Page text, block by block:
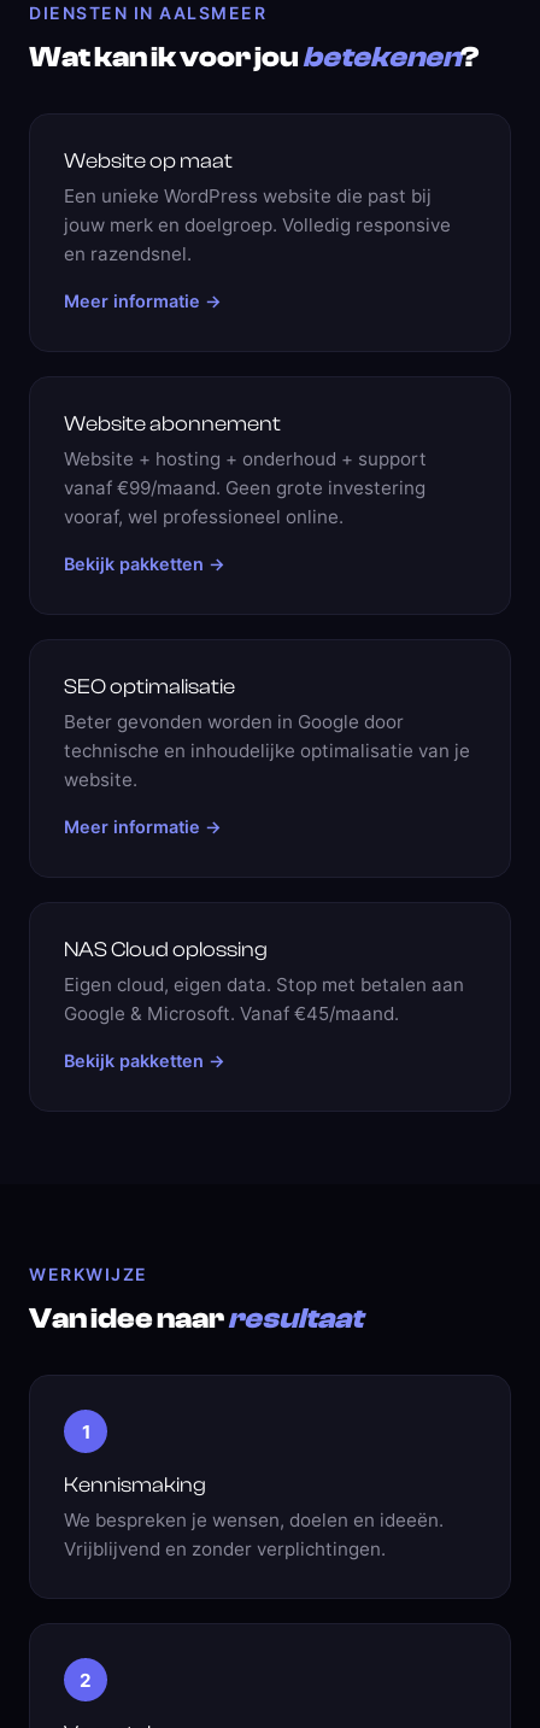
DIENSTEN IN AALSMEER
Wat kan ik voor joubetekenen?
Website op maat
Een unieke WordPress website die past bij
jouw merk en doelgroep. Volledig responsive
en razendsnel.
Meer informatie →
Website abonnement
Website + hosting + onderhoud + support
vanaf €99/maand. Geen grote investering
vooraf, wel professioneel online.
Bekijk pakketten →
SEO optimalisatie
Beter gevonden worden in Google door
technische en inhoudelijke optimalisatie van je
website.
Meer informatie →
NAS Cloud oplossing
Eigen cloud, eigen data. Stop met betalen aan
Google & Microsoft. Vanaf €45/maand.
Bekijk pakketten →
WERKWIJZE
Van idee naarresultaat
1
Kennismaking
We bespreken je wensen, doelen en ideeën.
Vrijblijvend en zonder verplichtingen.
2